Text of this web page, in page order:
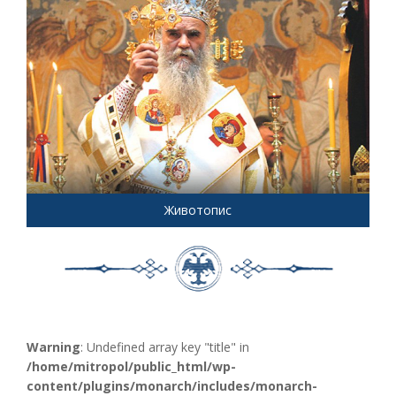
Животопис
Warning: Undefined array key "title" in
/home/mitropol/public_html/wp-
content/plugins/monarch/includes/monarch-